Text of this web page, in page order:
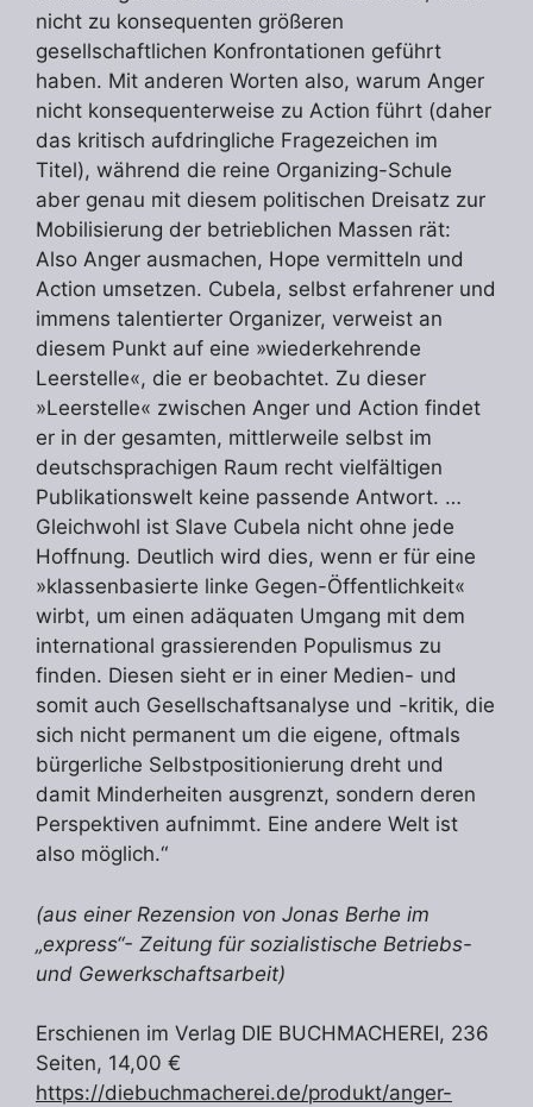
nicht zu konsequenten größeren
gesellschaftlichen Konfrontationen geführt
haben. Mit anderen Worten also, warum Anger
nicht konsequenterweise zu Action führt (daher
das kritisch aufdringliche Fragezeichen im
Titel), während die reine Organizing-Schule
aber genau mit diesem politischen Dreisatz zur
Mobilisierung der betrieblichen Massen rät:
Also Anger ausmachen, Hope vermitteln und
Action umsetzen. Cubela, selbst erfahrener und
immens talentierter Organizer, verweist an
diesem Punkt auf eine »wiederkehrende
Leerstelle«, die er beobachtet. Zu dieser
»Leerstelle« zwischen Anger und Action findet
er in der gesamten, mittlerweile selbst im
deutschsprachigen Raum recht vielfältigen
Publikationswelt keine passende Antwort. …
Gleichwohl ist Slave Cubela nicht ohne jede
Hoffnung. Deutlich wird dies, wenn er für eine
»klassenbasierte linke Gegen-Öffentlichkeit«
wirbt, um einen adäquaten Umgang mit dem
international grassierenden Populismus zu
finden. Diesen sieht er in einer Medien- und
somit auch Gesellschaftsanalyse und -kritik, die
sich nicht permanent um die eigene, oftmals
bürgerliche Selbstpositionierung dreht und
damit Minderheiten ausgrenzt, sondern deren
Perspektiven aufnimmt. Eine andere Welt ist
also möglich.“
(aus einer Rezension von Jonas Berhe im
„express“- Zeitung für sozialistische Betriebs-
und Gewerkschaftsarbeit)
Erschienen im Verlag DIE BUCHMACHEREI, 236
Seiten, 14,00 €
https://diebuchmacherei.de/produkt/anger-